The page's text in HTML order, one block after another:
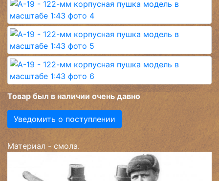
Товар был в наличии очень давно
Уведомить о поступлении
Материал - смола.